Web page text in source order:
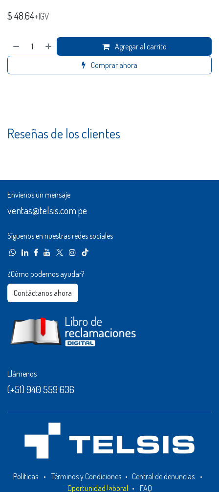
$48.64+IGV
Agregar al carrito
Comprar ahora
Reseñas de los clientes
Envíenos un mensaje
ventas@telsis.com.pe
Síguenos en nuestras redes sociales
¿Cómo podemos ayudar?
Contáctanos ahora​​
Llámenos
(+51) 940 559 636
Políticas • Términos y Condiciones • Central de denuncias
•
Oportunidad laboral • FAQ